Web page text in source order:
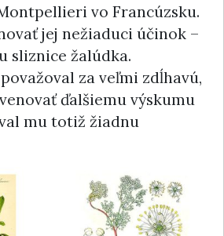
vo Francúzsku.
jej nežiaduci účinok –
sliznice žalúdka.
za veľmi zdĺhavú,
ďalšiemu výskumu
mu totiž žiadnu